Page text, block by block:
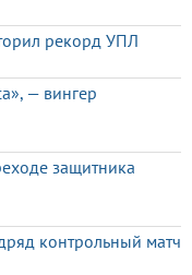
рекорд УПЛ
— вингер
защитника
контрольный матч